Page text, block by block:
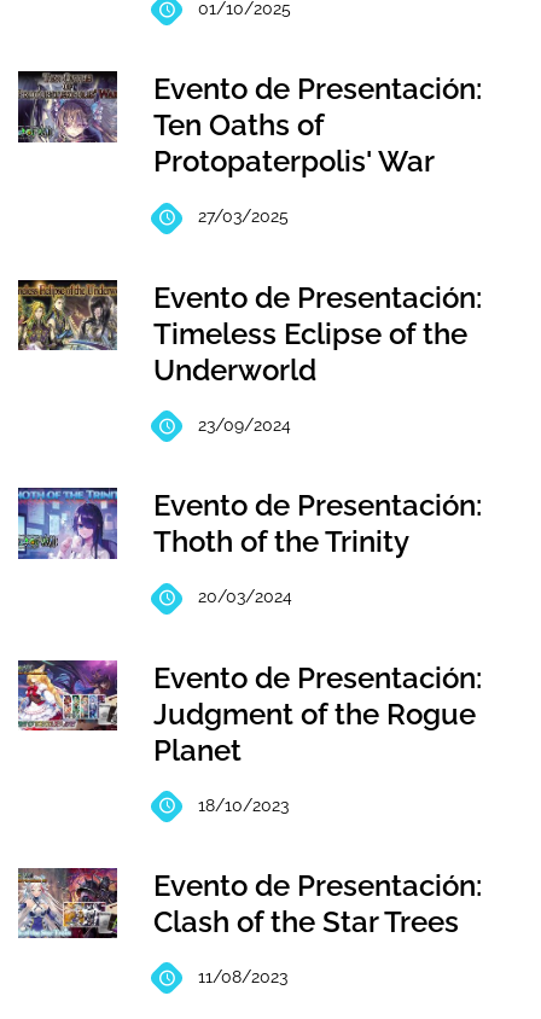
01/10/2025
Evento de Presentación:
Ten Oaths of
Protopaterpolis' War
27/03/2025
Evento de Presentación:
Timeless Eclipse of the
Underworld
23/09/2024
Evento de Presentación:
Thoth of the Trinity
20/03/2024
Evento de Presentación:
Judgment of the Rogue
Planet
18/10/2023
Evento de Presentación:
Clash of the Star Trees
11/08/2023